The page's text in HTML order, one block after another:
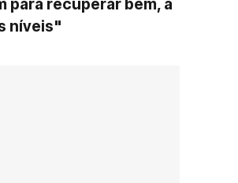
para recuperar bem, a
níveis"